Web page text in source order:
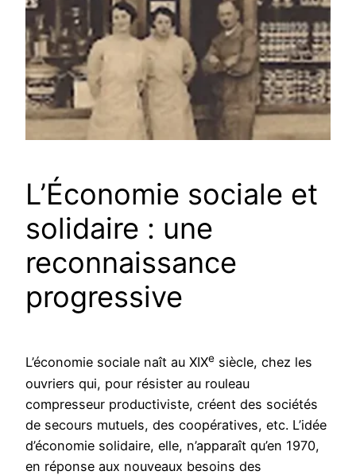
L’Économie sociale et
solidaire : une
reconnaissance
progressive
L’économie sociale naît au XIXe siècle, chez les
ouvriers qui, pour résister au rouleau
compresseur productiviste, créent des sociétés
de secours mutuels, des coopératives, etc. L’idée
d’économie solidaire, elle, n’apparaît qu’en 1970,
en réponse aux nouveaux besoins des